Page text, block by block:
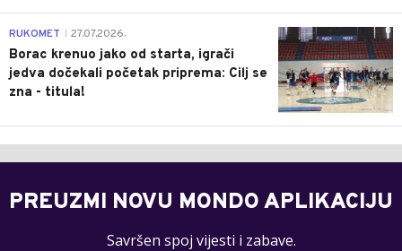
0
RUKOMET 27.07.2026.
Borac krenuo jako od starta, igrači
jedva dočekali početak priprema: Cilj se
zna - titula!
PREUZMI NOVU MONDO APLIKACIJU
Savršen spoj vijesti i zabave.